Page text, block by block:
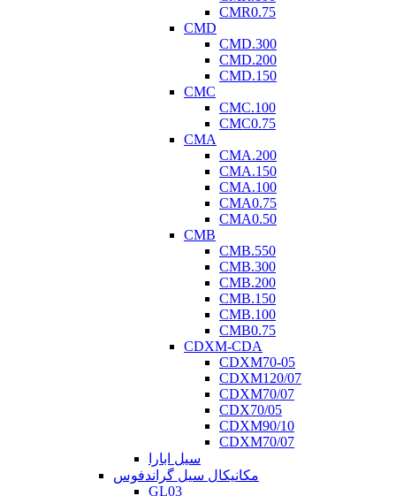
CMR0.75
CMD
CMD.300
CMD.200
CMD.150
CMC
CMC.100
CMC0.75
CMA
CMA.200
CMA.150
CMA.100
CMA0.75
CMA0.50
CMB
CMB.550
CMB.300
CMB.200
CMB.150
CMB.100
CMB0.75
CDXM-CDA
CDXM70-05
CDXM120/07
CDXM70/07
CDX70/05
CDXM90/10
CDXM70/07
سیل ابارا
مکانیکال سیل گراندفوس
GL03